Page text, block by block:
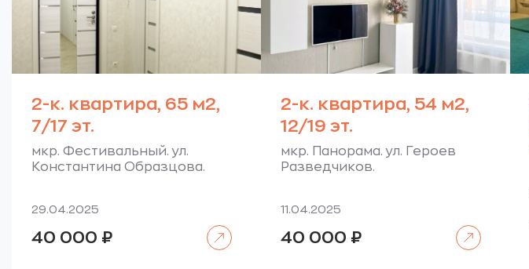
2-к. квартира, 65 м2,
7/17 эт.
мкр. Фестивальный. ул.
Константина Образцова.
29.04.2025
40 000 ₽
2-к. квартира, 54 м2,
12/19 эт.
мкр. Панорама. ул. Героев
Разведчиков.
11.04.2025
40 000 ₽